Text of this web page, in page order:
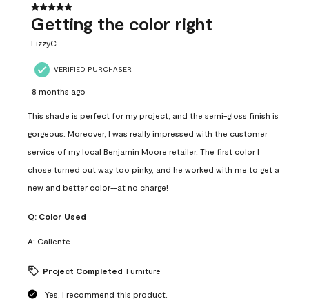
5 out of 5 stars.
Getting the color right
LizzyC
VERIFIED PURCHASER
8 months ago
This shade is perfect for my project, and the semi-gloss finish is
gorgeous. Moreover, I was really impressed with the customer
service of my local Benjamin Moore retailer. The first color I
chose turned out way too pinky, and he worked with me to get a
new and better color--at no charge!
Q: Color Used
A: Caliente
Project Completed Furniture
Yes, I recommend this product.